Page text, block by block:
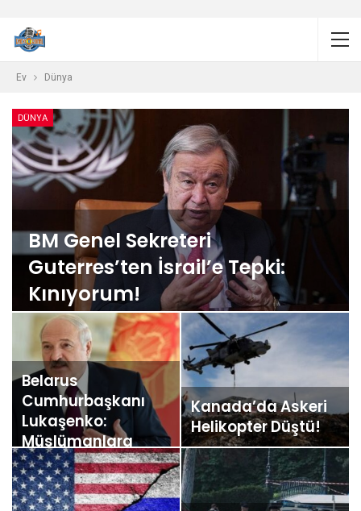
Ev Dünya
DÜNYA
BM Genel Sekreteri
Guterres’ten İsrail’e Tepki:
Kınıyorum!
Belarus
Cumhurbaşkanı
Lukaşenko:
Müslümanlara
Karşı Saldırganlık…
Kanada’da Askeri
Helikopter Düştü!